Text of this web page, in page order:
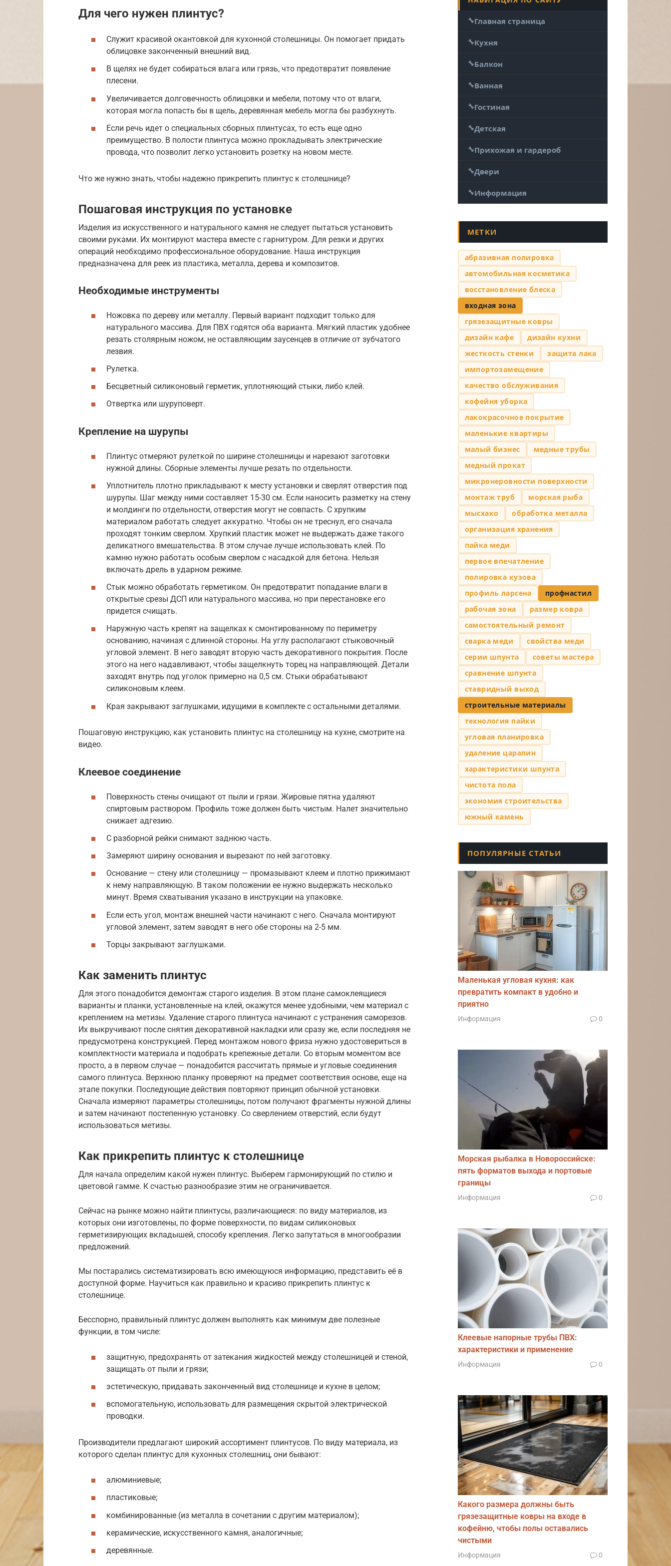
Для чего нужен плинтус?
Служит красивой окантовкой для кухонной столешницы. Он помогает придать
облицовке законченный внешний вид.
В щелях не будет собираться влага или грязь, что предотвратит появление
плесени.
Увеличивается долговечность облицовки и мебели, потому что от влаги,
которая могла попасть бы в щель, деревянная мебель могла бы разбухнуть.
Если речь идет о специальных сборных плинтусах, то есть еще одно
преимущество. В полости плинтуса можно прокладывать электрические
провода, что позволит легко установить розетку на новом месте.
Что же нужно знать, чтобы надежно прикрепить плинтус к столешнице?
Пошаговая инструкция по установке
Изделия из искусственного и натурального камня не следует пытаться установить
своими руками. Их монтируют мастера вместе с гарнитуром. Для резки и других
операций необходимо профессиональное оборудование. Наша инструкция
предназначена для реек из пластика, металла, дерева и композитов.
Необходимые инструменты
Ножовка по дереву или металлу. Первый вариант подходит только для
натурального массива. Для ПВХ годятся оба варианта. Мягкий пластик удобнее
резать столярным ножом, не оставляющим заусенцев в отличие от зубчатого
лезвия.
Рулетка.
Бесцветный силиконовый герметик, уплотняющий стыки, либо клей.
Отвертка или шуруповерт.
Крепление на шурупы
Плинтус отмеряют рулеткой по ширине столешницы и нарезают заготовки
нужной длины. Сборные элементы лучше резать по отдельности.
Уплотнитель плотно прикладывают к месту установки и сверлят отверстия под
шурупы. Шаг между ними составляет 15-30 см. Если наносить разметку на стену
и молдинги по отдельности, отверстия могут не совпасть. С хрупким
материалом работать следует аккуратно. Чтобы он не треснул, его сначала
проходят тонким сверлом. Хрупкий пластик может не выдержать даже такого
деликатного вмешательства. В этом случае лучше использовать клей. По
камню нужно работать особым сверлом с насадкой для бетона. Нельзя
включать дрель в ударном режиме.
Стык можно обработать герметиком. Он предотвратит попадание влаги в
открытые срезы ДСП или натурального массива, но при перестановке его
придется счищать.
Наружную часть крепят на защелках к смонтированному по периметру
основанию, начиная с длинной стороны. На углу располагают стыковочный
угловой элемент. В него заводят вторую часть декоративного покрытия. После
этого на него надавливают, чтобы защелкнуть торец на направляющей. Детали
заходят внутрь под уголок примерно на 0,5 см. Стыки обрабатывают
силиконовым клеем.
Края закрывают заглушками, идущими в комплекте с остальными деталями.
Пошаговую инструкцию, как установить плинтус на столешницу на кухне, смотрите на
видео.
Клеевое соединение
Поверхность стены очищают от пыли и грязи. Жировые пятна удаляют
спиртовым раствором. Профиль тоже должен быть чистым. Налет значительно
снижает адгезию.
С разборной рейки снимают заднюю часть.
Замеряют ширину основания и вырезают по ней заготовку.
Основание — стену или столешницу — промазывают клеем и плотно прижимают
к нему направляющую. В таком положении ее нужно выдержать несколько
минут. Время схватывания указано в инструкции на упаковке.
Если есть угол, монтаж внешней части начинают с него. Сначала монтируют
угловой элемент, затем заводят в него обе стороны на 2-5 мм.
Торцы закрывают заглушками.
Как заменить плинтус
Для этого понадобится демонтаж старого изделия. В этом плане самоклеящиеся
варианты и планки, установленные на клей, окажутся менее удобными, чем материал с
креплением на метизы. Удаление старого плинтуса начинают с устранения саморезов.
Их выкручивают после снятия декоративной накладки или сразу же, если последняя не
предусмотрена конструкцией. Перед монтажом нового фриза нужно удостовериться в
комплектности материала и подобрать крепежные детали. Со вторым моментом все
просто, а в первом случае — понадобится рассчитать прямые и угловые соединения
самого плинтуса. Верхнюю планку проверяют на предмет соответствия основе, еще на
этапе покупки. Последующие действия повторяют принцип обычной установки.
Сначала измеряют параметры столешницы, потом получают фрагменты нужной длины
и затем начинают постепенную установку. Со сверлением отверстий, если будут
использоваться метизы.
Как прикрепить плинтус к столешнице
Для начала определим какой нужен плинтус. Выберем гармонирующий по стилю и
цветовой гамме. К счастью разнообразие этим не ограничивается.
Сейчас на рынке можно найти плинтусы, различающиеся: по виду материалов, из
которых они изготовлены, по форме поверхности, по видам силиконовых
герметизирующих вкладышей, способу крепления. Легко запутаться в многообразии
предложений.
Мы постарались систематизировать всю имеющуюся информацию, представить её в
доступной форме. Научиться как правильно и красиво прикрепить плинтус к
столешнице.
Бесспорно, правильный плинтус должен выполнять как минимум две полезные
функции, в том числе:
защитную, предохранять от затекания жидкостей между столешницей и стеной,
защищать от пыли и грязи;
эстетическую, придавать законченный вид столешнице и кухне в целом;
вспомогательную, использовать для размещения скрытой электрической
проводки.
Производители предлагают широкий ассортимент плинтусов. По виду материала, из
которого сделан плинтус для кухонных столешниц, они бывают:
алюминиевые;
пластиковые;
комбинированные (из металла в сочетании с другим материалом);
керамические, искусственного камня, аналогичные;
деревянные.
Главная страница
Кухня
Балкон
Ванная
Гостиная
Детская
Прихожая и гардероб
Двери
Информация
МЕТКИ
абразивная полировка
автомобильная косметика
восстановление блеска
входная зона
грязезащитные ковры
дизайн кафе
дизайн кухни
жесткость стенки
защита лака
импортозамещение
качество обслуживания
кофейня уборка
лакокрасочное покрытие
маленькие квартиры
малый бизнес
медные трубы
медный прокат
микронеровности поверхности
монтаж труб
морская рыба
мысхако
обработка металла
организация хранения
пайка меди
первое впечатление
полировка кузова
профиль ларсена
профнастил
рабочая зона
размер ковра
самостоятельный ремонт
сварка меди
свойства меди
серии шпунта
советы мастера
сравнение шпунта
ставридный выход
строительные материалы
технология пайки
угловая планировка
удаление царапин
характеристики шпунта
чистота пола
экономия строительства
южный камень
ПОПУЛЯРНЫЕ СТАТЬИ
Маленькая угловая кухня: как
превратить компакт в удобно и
приятно
Информация 0
Морская рыбалка в Новороссийске:
пять форматов выхода и портовые
границы
Информация 0
Клеевые напорные трубы ПВХ:
характеристики и применение
Информация 0
Какого размера должны быть
грязезащитные ковры на входе в
кофейню, чтобы полы оставались
чистыми
Информация 0